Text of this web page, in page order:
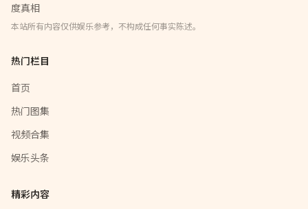
度真相
本站所有内容仅供娱乐参考，不构成任何事实陈述。
热门栏目
首页
热门图集
视频合集
娱乐头条
精彩内容